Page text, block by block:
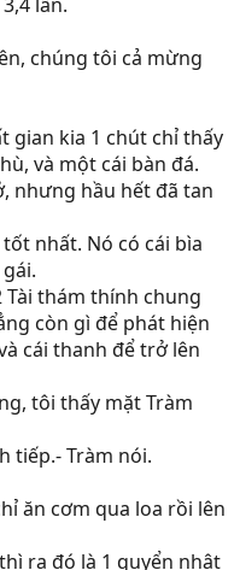
chúng tôi cả mừng
gian kia 1 chút chỉ thấy
và một cái bàn đá.
nhưng hầu hết đã tan
nhất. Nó có cái bìa
Tài thám thính chung
còn gì để phát hiện
cái thanh để trở lên
tôi thấy mặt Tràm
tiếp.- Tràm nói.
ăn cơm qua loa rồi lên
ra đó là 1 quyển nhật